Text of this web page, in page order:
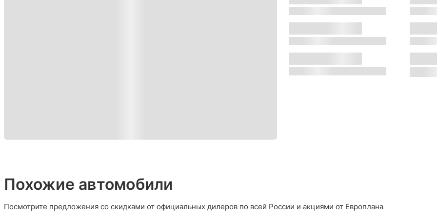
Похожие автомобили
Посмотрите предложения со скидками от официальных дилеров по всей России и акциями от Европлана